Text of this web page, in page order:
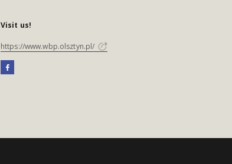
Visit us!
https://www.wbp.olsztyn.pl/